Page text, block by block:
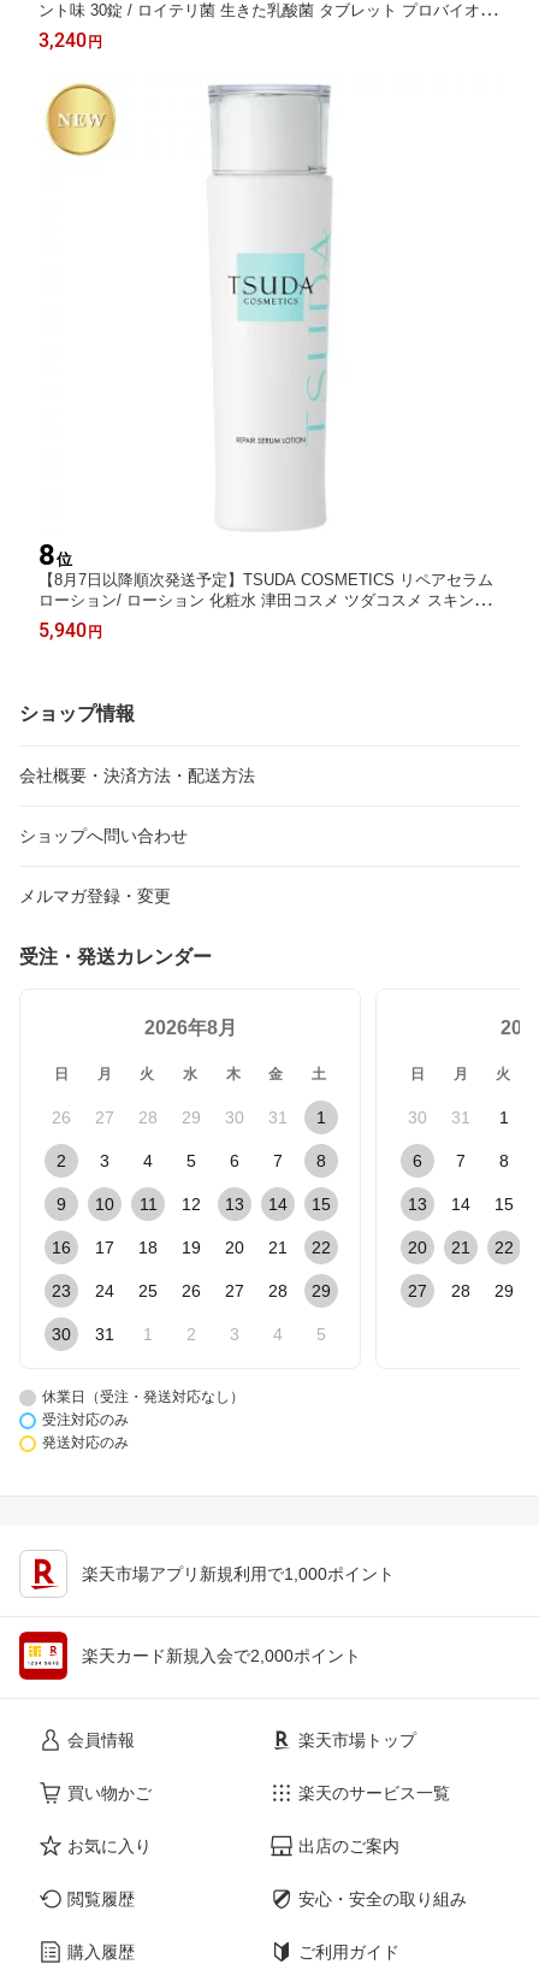
ント味 30錠 / ロイテリ菌 生きた乳酸菌 タブレット プロバイオテ
ィクス 菌活 口の不快感 お口ケア 口臭 予防 対策
3,240 円
8位
【8月7日以降順次発送予定】TSUDA COSMETICS リペアセラム
ローション/ ローション 化粧水 津田コスメ ツダコスメ スキンケ
ア 高保湿 エイジングケア
5,940 円
ショップ情報
会社概要・決済方法・配送方法
ショップへ問い合わせ
メルマガ登録・変更
受注・発送カレンダー
2026年8月
日 月 火 水 木 金 土
26 27 28 29 30 31 1
2 3 4 5 6 7 8
9 10 11 12 13 14 15
16 17 18 19 20 21 22
23 24 25 26 27 28 29
30 31 1 2 3 4 5
日 月 火
30 31 1
6 7 8
13 14 15
20 21 22
27 28 29
休業日（受注・発送対応なし）
受注対応のみ
発送対応のみ
楽天市場アプリ新規利用で1,000ポイント
楽天カード新規入会で2,000ポイント
会員情報
買い物かご
お気に入り
閲覧履歴
購入履歴
楽天市場トップ
楽天のサービス一覧
出店のご案内
安心・安全の取り組み
ご利用ガイド